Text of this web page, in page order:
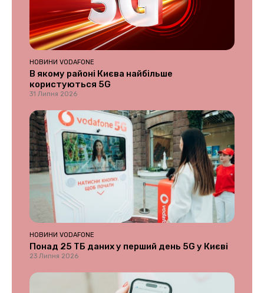
НОВИНИ VODAFONE
В якому районі Києва найбільше
користуються 5G
31 Липня 2026
НОВИНИ VODAFONE
Понад 25 ТБ даних у перший день 5G у Києві
23 Липня 2026